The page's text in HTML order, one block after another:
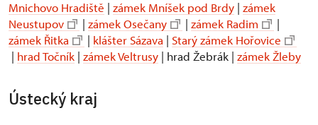
Mnichovo Hradiště | zámek Mníšek pod Brdy | zámek
Neustupov
| zámek Osečany | zámek Radim
|
zámek Řitka
| klášter Sázava | Starý zámek Hořovice
| hrad Točník | zámek Veltrusy | hrad Žebrák | zámek Žleby
Ústecký kraj